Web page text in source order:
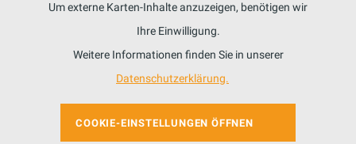
Um externe Karten-Inhalte anzuzeigen, benötigen wir
Ihre Einwilligung.
Weitere Informationen finden Sie in unserer
Datenschutzerklärung.
COOKIE-EINSTELLUNGEN ÖFFNEN